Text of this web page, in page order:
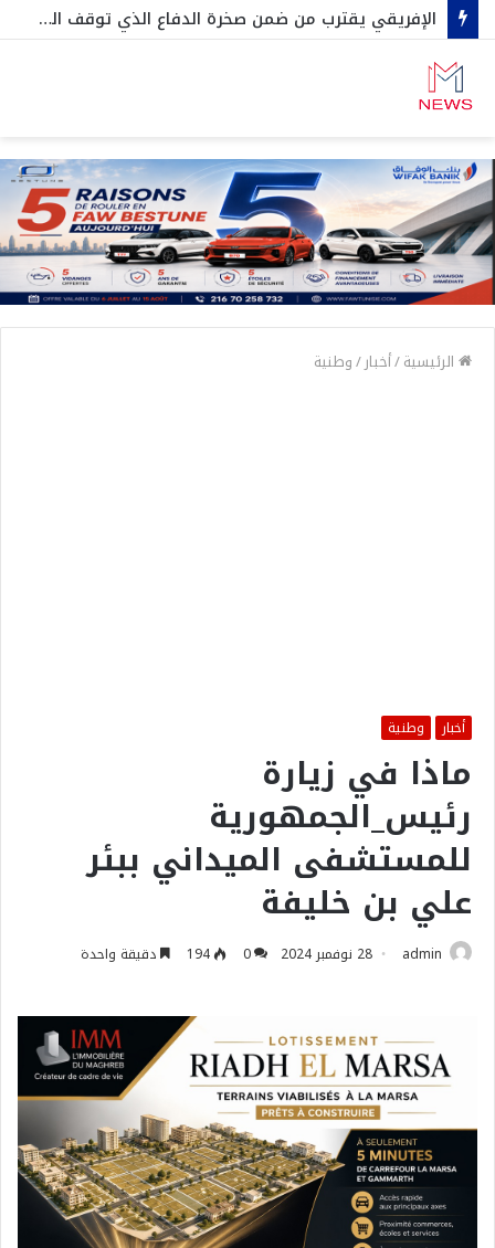
الإفريقي يقترب من ضمن صخرة الدفاع الذي توقف الترجي في رابطة الأبطال…ثنائي آخر أجنبي في الطريق….وعقد جديد مع نجم صاعد
الرئيسية/أخبار/وطنية
أخبار وطنية
ماذا في زيارة
رئيس_الجمهورية
للمستشفى الميداني ببئر
علي بن خليفة
admin 28 نوفمبر 2024 0
194 دقيقة واحدة